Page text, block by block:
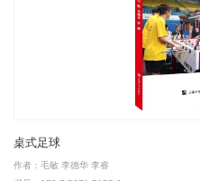
桌式足球
作者：毛敏 李德华 李睿